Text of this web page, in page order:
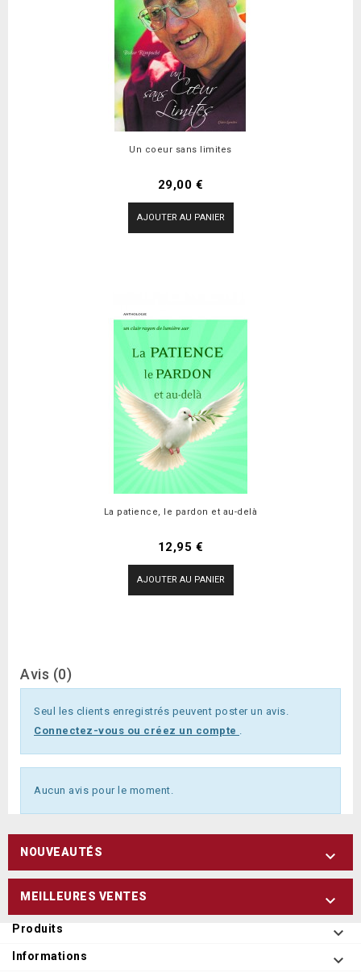
Un coeur sans limites
Prix
29,00 €
AJOUTER AU PANIER
La patience, le pardon et au-delà
Prix
12,95 €
AJOUTER AU PANIER
Avis (0)
Seul les clients enregistrés peuvent poster un avis.
Connectez-vous ou créez un compte .
Aucun avis pour le moment.
NOUVEAUTÉS 
MEILLEURES VENTES 
Produits 
Informations 